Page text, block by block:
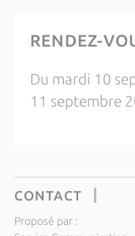
RENDEZ-
Du mardi 10
11 septembre
CONTACT
Proposé par :